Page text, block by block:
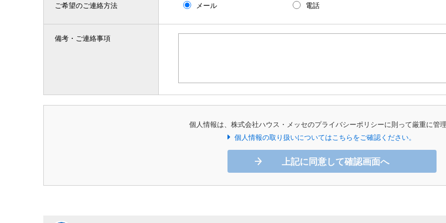
ご希望のご連絡方法 メール 電話
備考・ご連絡事項
個人情報は、株式会社ハウス・メッセのプライバシーポリシーに則って厳重に管理
個人情報の取り扱いについてはこちらをご確認ください。
上記に同意して確認画面へ